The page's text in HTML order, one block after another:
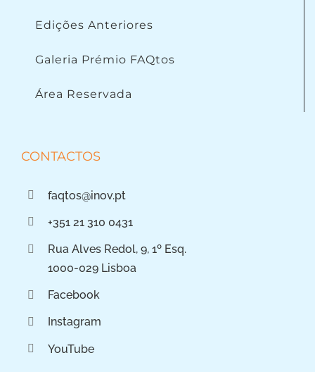
Edições Anteriores
Galeria Prémio FAQtos
Área Reservada
CONTACTOS
faqtos@inov.pt
+351 21 310 0431
Rua Alves Redol, 9, 1º Esq.
1000-029 Lisboa
Facebook
Instagram
YouTube